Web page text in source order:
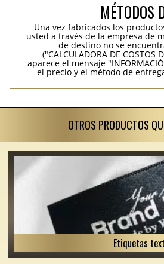
MÉTODOS
Una vez fabricados los
usted a través de la empresa de
de destino no se
("CALCULADORA DE COSTOS
aparece el mensaje
el precio y el método de
OTROS PRODUCTOS
Etiquetas